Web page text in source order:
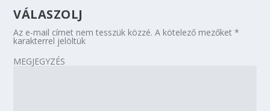
VÁLASZOLJ
Az e-mail címet nem tesszük közzé. A kötelező mezőket*
karakterrel jelöltük
MEGJEGYZÉS